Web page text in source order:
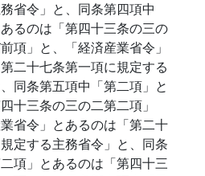
省令」と、同条第四項中
あるのは「第四十三条の三の
項」と、「経済産業省令」
二十七条第一項に規定する
同条第五項中「第二項」と
十三条の三の二第二項」
省令」とあるのは「第二十
定する主務省令」と、同条
項」とあるのは「第四十三